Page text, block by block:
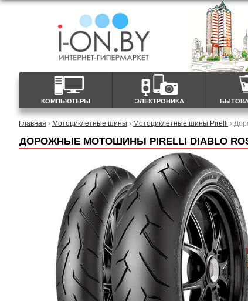
КОМПЬЮТЕРЫ ЭЛЕКТРОНИКА
Главная › Мотоциклетные шины › Мотоциклетные шины Pirelli ›
ДОРОЖНЫЕ МОТОШИНЫ PIRELLI DIABLO